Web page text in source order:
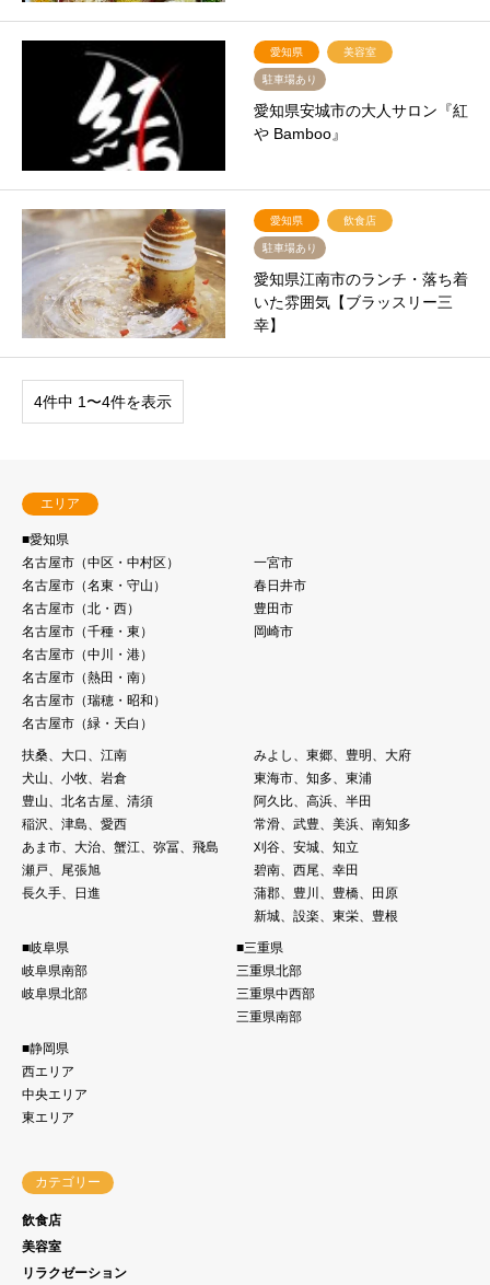
愛知県 美容室
駐車場あり
愛知県安城市の大人サロン『紅
や Bamboo』
愛知県 飲食店
駐車場あり
愛知県江南市のランチ・落ち着
いた雰囲気【ブラッスリー三
幸】
4件中 1〜4件を表示
エリア
■愛知県
名古屋市（中区・中村区）
名古屋市（名東・守⼭）
名古屋市（北・⻄）
名古屋市（千種・東）
名古屋市（中川・港）
名古屋市（熱⽥・南）
名古屋市（瑞穂・昭和）
名古屋市（緑・天白）
一宮市
春日井市
豊田市
岡崎市
扶桑、大口、江南
犬山、小牧、岩倉
豊山、北名古屋、清須
稲沢、津島、愛西
あま市、大治、蟹江、弥冨、飛島
瀬戸、尾張旭
長久手、日進
みよし、東郷、豊明、大府
東海市、知多、東浦
阿久比、高浜、半田
常滑、武豊、美浜、南知多
刈谷、安城、知立
碧南、西尾、幸田
蒲郡、豊川、豊橋、田原
新城、設楽、東栄、豊根
■岐阜県
岐阜県南部
岐阜県北部
■三重県
三重県北部
三重県中西部
三重県南部
■静岡県
西エリア
中央エリア
東エリア
カテゴリー
飲食店
美容室
リラクゼーション